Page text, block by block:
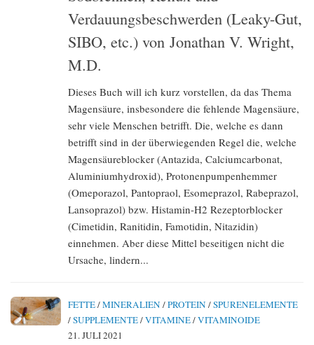
Verdauungsbeschwerden (Leaky-Gut,
SIBO, etc.) von Jonathan V. Wright,
M.D.
Dieses Buch will ich kurz vorstellen, da das Thema
Magensäure, insbesondere die fehlende Magensäure,
sehr viele Menschen betrifft. Die, welche es dann
betrifft sind in der überwiegenden Regel die, welche
Magensäureblocker (Antazida, Calciumcarbonat,
Aluminiumhydroxid), Protonenpumpenhemmer
(Omeporazol, Pantopraol, Esomeprazol, Rabeprazol,
Lansoprazol) bzw. Histamin-H2 Rezeptorblocker
(Cimetidin, Ranitidin, Famotidin, Nitazidin)
einnehmen. Aber diese Mittel beseitigen nicht die
Ursache, lindern...
FETTE/MINERALIEN /PROTEIN /SPURENELEMENTE
/SUPPLEMENTE/VITAMINE/VITAMINOIDE
21. JULI 2021